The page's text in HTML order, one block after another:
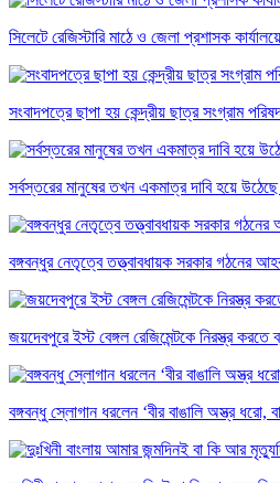
সিলেটে রেজিস্টারি মাঠে ও জেলা প্রশাসক
সংবাদপত্রে ছাপা হয় কেন্দ্রীয় ছাত্র সংগ্রাম
সর্বস্তরের মানুষের তখন একমাত্র দাবি হয়ে উঠেছে
বঙ্গবন্ধুর নেতৃত্বে তত্ত্বাবধায়ক সরকার গঠনের
জয়দেবপুরে ইস্ট বেঙ্গল রেজিমেন্টকে নিরস্ত্র করতে
বঙ্গবন্ধু স্লোগান ধরলেন ‘বীর বাঙালি অস্ত্র ধরো,